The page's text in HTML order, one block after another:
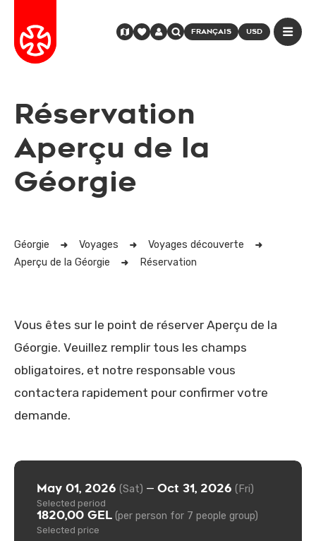
FRANÇAIS USD
Réservation
Aperçu de la
Géorgie
Géorgie Voyages
Voyages découverte
Aperçu de la Géorgie
Réservation
Vous êtes sur le point de réserver Aperçu de la
Géorgie. Veuillez remplir tous les champs
obligatoires, et notre responsable vous
contactera rapidement pour confirmer votre
demande.
May 01, 2026 (Sat) — Oct 31, 2026 (Fri)
Selected period
1820,00 GEL (per person for 7 people group)
Selected price